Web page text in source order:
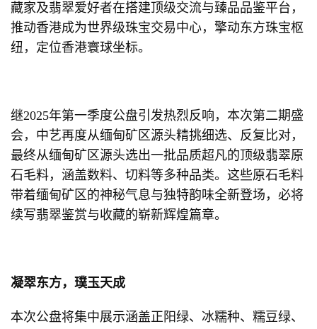
藏家及翡翠爱好者在搭建顶级交流与臻品品鉴平台，
推动香港成为世界级珠宝交易中心，擎动东方珠宝枢
纽，定位香港寰球坐标。
继2025年第一季度公盘引发热烈反响，本次第二期盛
会，中艺再度从缅甸矿区源头精挑细选、反复比对，
最终从缅甸矿区源头选出一批品质超凡的顶级翡翠原
石毛料，涵盖数料、切料等多种品类。这些原石毛料
带着缅甸矿区的神秘气息与独特韵味全新登场，必将
续写翡翠鉴赏与收藏的崭新辉煌篇章。
凝翠东方，璞玉天成
本次公盘将集中展示涵盖正阳绿、冰糯种、糯豆绿、